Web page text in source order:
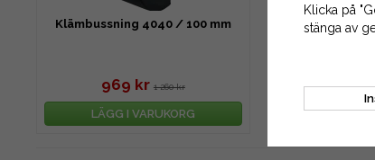
Klämbussning 4040 / 100 mm
969 kr 1 260 kr
LÄGG I VARUKORG
Klicka på
stänga av